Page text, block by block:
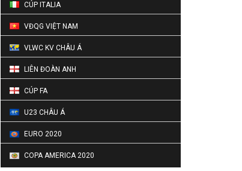
CÚP ITALIA
VĐQG VIỆT NAM
VLWC KV CHÂU Á
LIÊN ĐOÀN ANH
CÚP FA
U23 CHÂU Á
EURO 2020
COPA AMERICA 2020